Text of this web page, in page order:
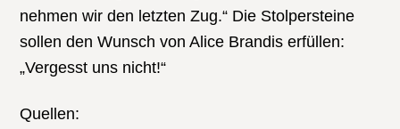
nehmen wir den letzten Zug.“ Die Stolpersteine
sollen den Wunsch von Alice Brandis erfüllen:
„Vergesst uns nicht!“
Quellen: